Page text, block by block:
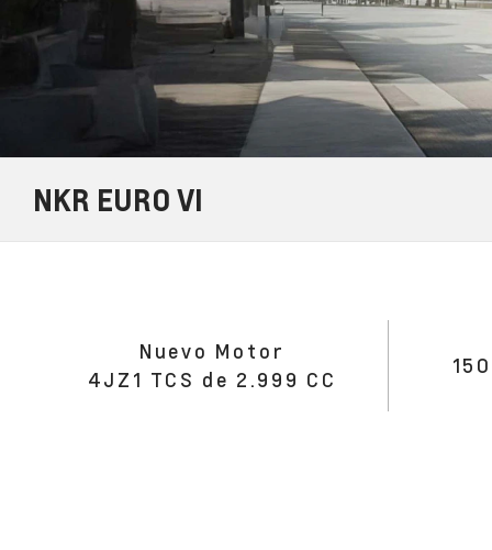
NKR EURO VI
Nuevo Motor
4JZ1 TCS de 2.999 CC​